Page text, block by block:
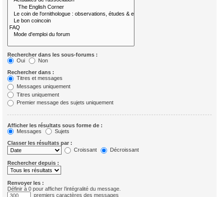
Rechercher dans les sous-forums :
Oui
Non
Rechercher dans :
Titres et messages
Messages uniquement
Titres uniquement
Premier message des sujets uniquement
Afficher les résultats sous forme de :
Messages
Sujets
Classer les résultats par :
Croissant
Décroissant
Rechercher depuis :
Renvoyer les :
Définir à 0 pour afficher l’intégralité du message.
premiers caractères des messages